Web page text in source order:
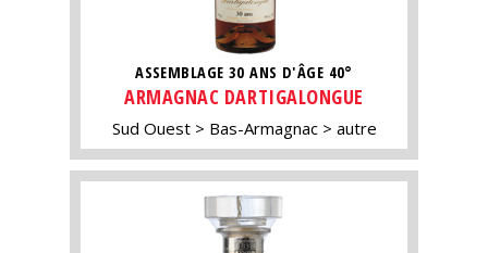
ASSEMBLAGE 30 ANS D'ÂGE 40°
ARMAGNAC DARTIGALONGUE
Sud Ouest Bas-Armagnac autre